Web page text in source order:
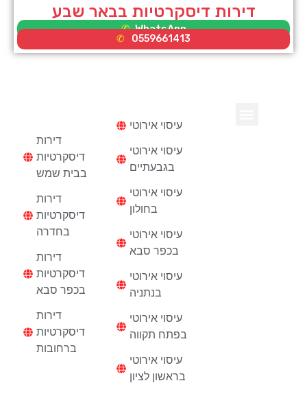
דירות דיסקרטיות בבאר שבע
WhatsApp
0559661413
דירות
דיסקרטיות
בבית שמש
דירות
דיסקרטיות
בחדרה
דירות
דיסקרטיות
בכפר סבא
דירות
דיסקרטיות
ברחובות
עיסוי אירוטי
עיסוי אירוטי
בגבעתיים
עיסוי אירוטי
בחולון
עיסוי אירוטי
בכפר סבא
עיסוי אירוטי
בנתניה
עיסוי אירוטי
בפתח תקווה
עיסוי אירוטי
בראשון לציון